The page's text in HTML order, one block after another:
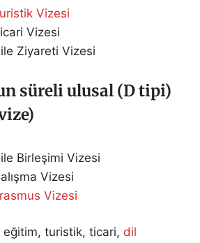
Vizesi
Vizesi
Ziyareti Vizesi
süreli ulusal (D tipi)
Birleşimi Vizesi
Vizesi
Vizesi
eğitim, turistik, ticari, dil